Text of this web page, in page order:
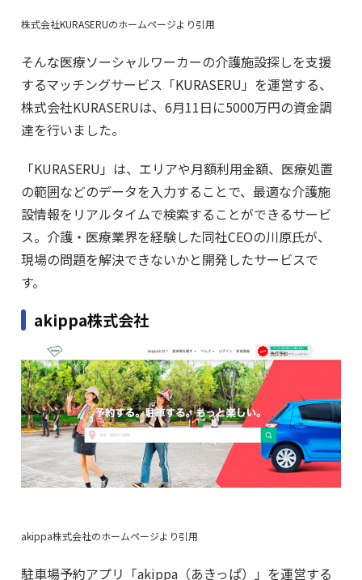
株式会社KURASERUのホームページより引用
そんな医療ソーシャルワーカーの介護施設探しを支援
するマッチングサービス「KURASERU」を運営する、
株式会社KURASERUは、6月11日に5000万円の資金調
達を行いました。
「KURASERU」は、エリアや月額利用金額、医療処置
の範囲などのデータを入力することで、最適な介護施
設情報をリアルタイムで検索することができるサービ
ス。介護・医療業界を経験した同社CEOの川原氏が、
現場の問題を解決できないかと開発したサービスで
す。
akippa株式会社
akippa株式会社のホームページより引用
駐車場予約アプリ「akippa（あきっぱ）」を運営する